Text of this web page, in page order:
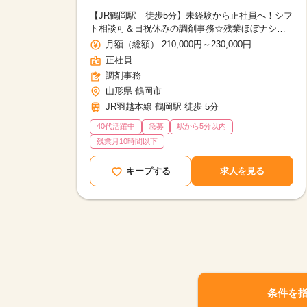
【JR鶴岡駅 徒歩5分】未経験から正社員へ！シフ
ト相談可＆日祝休みの調剤事務☆残業ほぼナシ＆
子育て両立も安心
月額（総額） 210,000円～230,000円
正社員
調剤事務
山形県 鶴岡市
JR羽越本線 鶴岡駅 徒歩 5分
40代活躍中 急募
駅から5分以内
残業月10時間以下
キープする 求人を見る
条件を